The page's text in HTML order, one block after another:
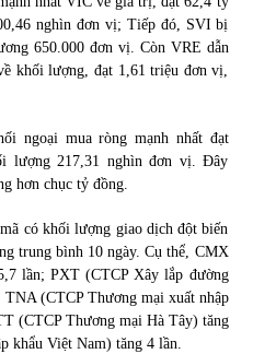
nghìn đơn vị; Tiếp đó, SVI bị
650.000 đơn vị. Còn VRE dẫn
khối lượng, đạt 1,61 triệu đơn vị,
ngoại mua ròng mạnh nhất đạt
lượng 217,31 nghìn đơn vị. Đây
hơn chục tỷ đồng.
có khối lượng giao dịch đột biến
trung bình 10 ngày. Cụ thể, CMX
lần; PXT (CTCP Xây lắp đường
(CTCP Thương mại xuất nhập
(CTCP Thương mại Hà Tây) tăng
khẩu Việt Nam) tăng 4 lần.